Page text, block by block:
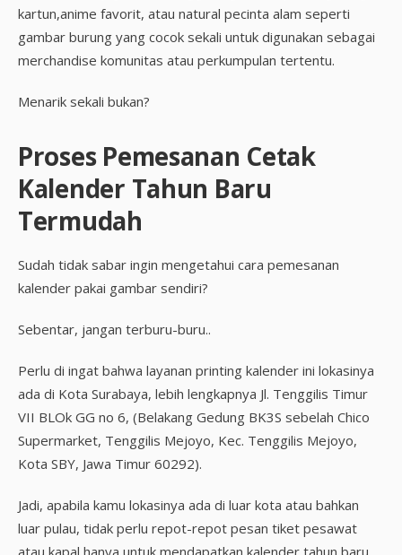
kartun,anime favorit, atau natural pecinta alam seperti
gambar burung yang cocok sekali untuk digunakan sebagai
merchandise komunitas atau perkumpulan tertentu.
Menarik sekali bukan?
Proses Pemesanan Cetak
Kalender Tahun Baru
Termudah
Sudah tidak sabar ingin mengetahui cara pemesanan
kalender pakai gambar sendiri?
Sebentar, jangan terburu-buru..
Perlu di ingat bahwa layanan printing kalender ini lokasinya
ada di Kota Surabaya, lebih lengkapnya Jl. Tenggilis Timur
VII BLOk GG no 6, (Belakang Gedung BK3S sebelah Chico
Supermarket, Tenggilis Mejoyo, Kec. Tenggilis Mejoyo,
Kota SBY, Jawa Timur 60292).
Jadi, apabila kamu lokasinya ada di luar kota atau bahkan
luar pulau, tidak perlu repot-repot pesan tiket pesawat
atau kapal hanya untuk mendapatkan kalender tahun baru.